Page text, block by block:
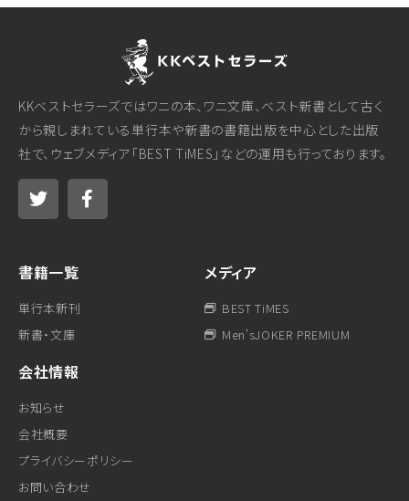
KKベストセラーズではワニの本、ワニ文庫、ベスト新書として古く
から親しまれている単行本や新書の書籍出版を中心とした出版
社で、ウェブメディア「BEST TiMES」などの運用も行っております。
書籍一覧
単行本新刊
新書・文庫
メディア
BEST TiMES
Men'sJOKER PREMIUM
会社情報
お知らせ
会社概要
プライバシーポリシー
お問い合わせ